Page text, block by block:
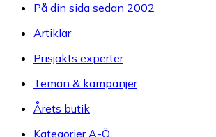
På din sida sedan 2002
Artiklar
Prisjakts experter
Teman & kampanjer
Årets butik
Kategorier A-Ö